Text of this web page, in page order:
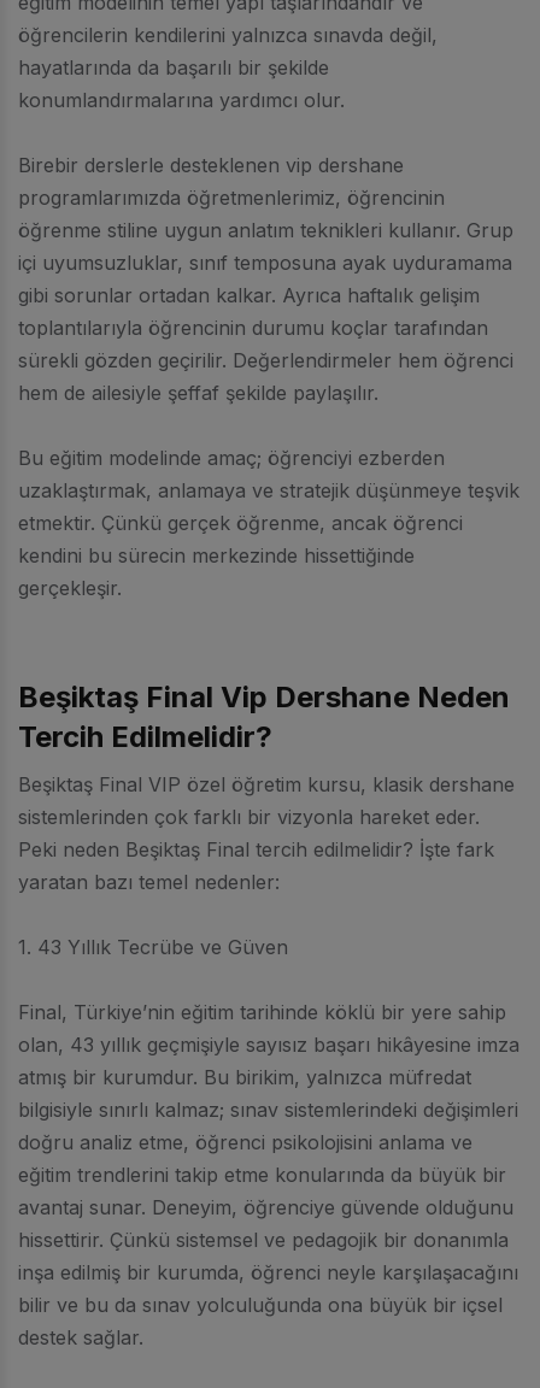
öğrencilerin kendilerini yalnızca sınavda değil,
hayatlarında da başarılı bir şekilde
konumlandırmalarına yardımcı olur.
Birebir derslerle desteklenen vip dershane
programlarımızda öğretmenlerimiz, öğrencinin
öğrenme stiline uygun anlatım teknikleri kullanır. Grup
içi uyumsuzluklar, sınıf temposuna ayak uyduramama
gibi sorunlar ortadan kalkar. Ayrıca haftalık gelişim
toplantılarıyla öğrencinin durumu koçlar tarafından
sürekli gözden geçirilir. Değerlendirmeler hem öğrenci
hem de ailesiyle şeffaf şekilde paylaşılır.
Bu eğitim modelinde amaç; öğrenciyi ezberden
uzaklaştırmak, anlamaya ve stratejik düşünmeye teşvik
etmektir. Çünkü gerçek öğrenme, ancak öğrenci
kendini bu sürecin merkezinde hissettiğinde
gerçekleşir.
Beşiktaş Final Vip Dershane Neden
Tercih Edilmelidir?
Beşiktaş Final VIP özel öğretim kursu, klasik dershane
sistemlerinden çok farklı bir vizyonla hareket eder.
Peki neden Beşiktaş Final tercih edilmelidir? İşte fark
yaratan bazı temel nedenler:
1. 43 Yıllık Tecrübe ve Güven
Final, Türkiye’nin eğitim tarihinde köklü bir yere sahip
olan, 43 yıllık geçmişiyle sayısız başarı hikâyesine imza
atmış bir kurumdur. Bu birikim, yalnızca müfredat
bilgisiyle sınırlı kalmaz; sınav sistemlerindeki değişimleri
doğru analiz etme, öğrenci psikolojisini anlama ve
eğitim trendlerini takip etme konularında da büyük bir
avantaj sunar. Deneyim, öğrenciye güvende olduğunu
hissettirir. Çünkü sistemsel ve pedagojik bir donanımla
inşa edilmiş bir kurumda, öğrenci neyle karşılaşacağını
bilir ve bu da sınav yolculuğunda ona büyük bir içsel
destek sağlar.